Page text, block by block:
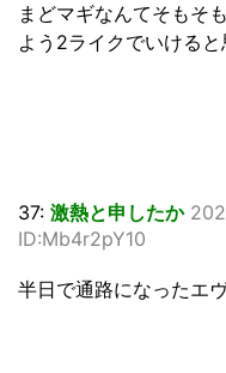
まどマギなんてそもそ
よう2ライクでいける
37: 激熱と申したか
ID:Mb4r2pY10
半日で通路になったエ